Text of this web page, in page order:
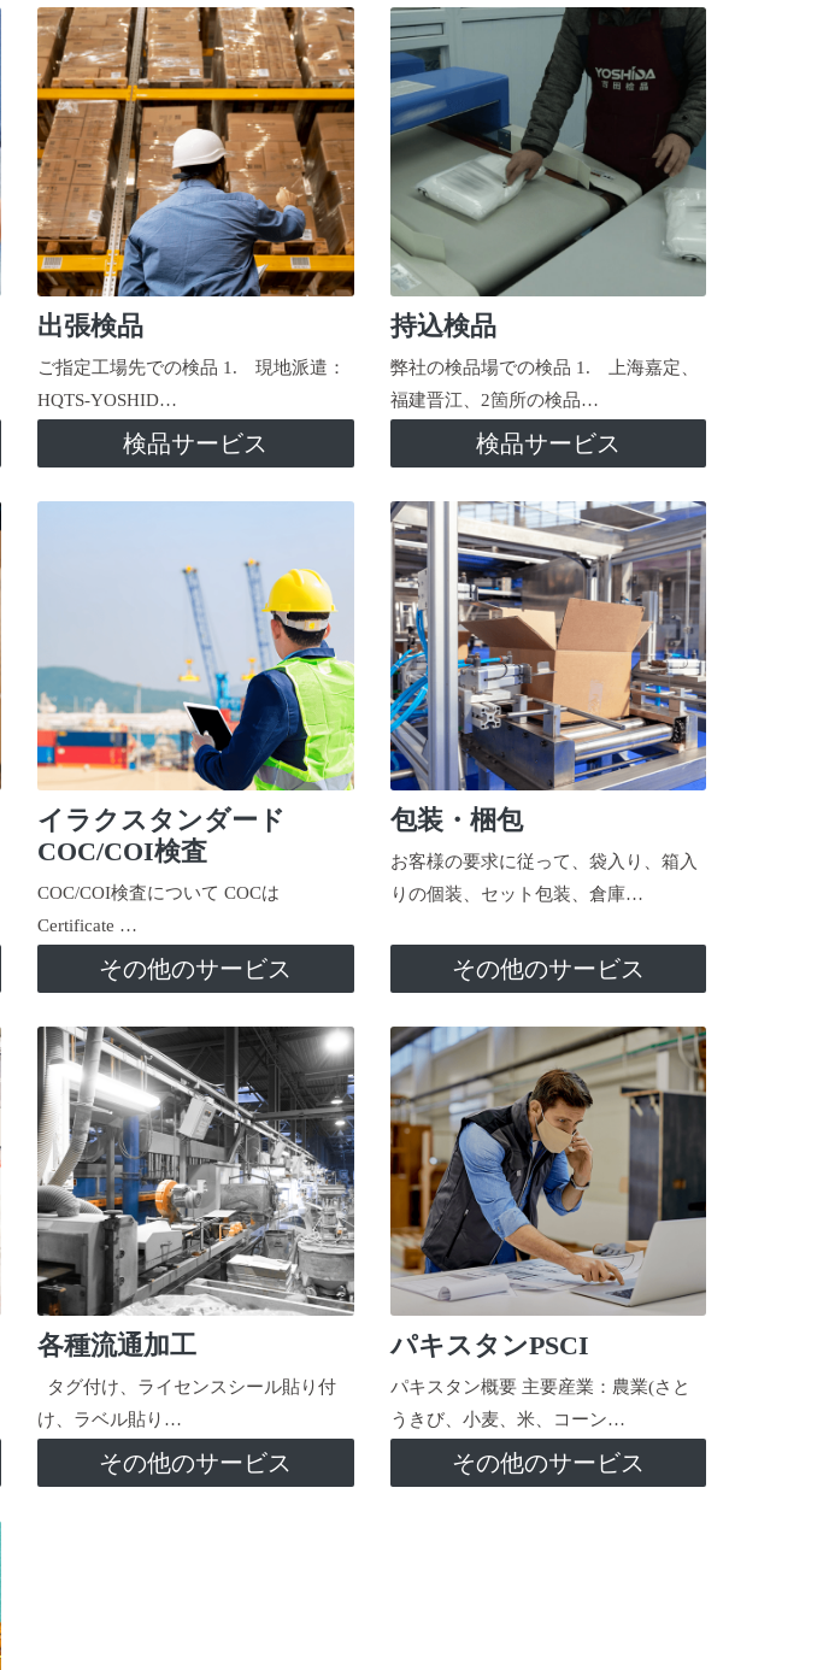
出張検品
ご指定工場先での検品 1. 現地派遣：
HQTS-YOSHID…
検品サービス
持込検品
弊社の検品場での検品 1. 上海嘉定、
福建晋江、2箇所の検品…
検品サービス
イラクスタンダード
COC/COI検査
COC/COI検査について COCは
Certificate …
その他のサービス
包装・梱包
お客様の要求に従って、袋入り、箱入
りの個装、セット包装、倉庫…
その他のサービス
各種流通加工
タグ付け、ライセンスシール貼り付
け、ラベル貼り…
その他のサービス
パキスタンPSCI
パキスタン概要 主要産業：農業(さと
うきび、小麦、米、コーン…
その他のサービス